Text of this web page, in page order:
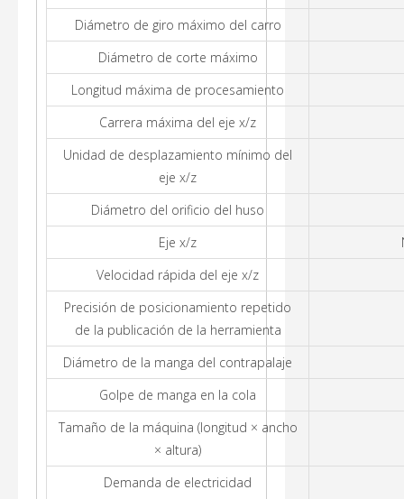
Diámetro de giro máximo del carro
Diámetro de corte máximo
Longitud máxima de procesamiento
Carrera máxima del eje x/z
Unidad de desplazamiento mínimo del
eje x/z
Diámetro del orificio del huso
Eje x/z
Velocidad rápida del eje x/z
Precisión de posicionamiento repetido
de la publicación de la herramienta
Diámetro de la manga del contrapalaje
Golpe de manga en la cola
Tamaño de la máquina (longitud × ancho
× altura)
Demanda de electricidad